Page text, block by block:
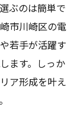
ぶのは簡単で
市川崎区の電
若手が活躍す
ます。しっか
ア形成を叶え